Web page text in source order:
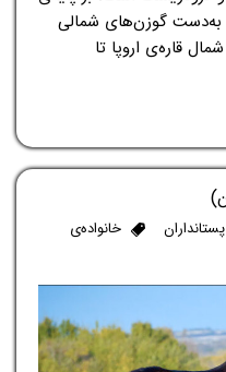
به‌دست گوزن‌های شمالی
قاره‌ی اروپا تا
خانواده‌ی